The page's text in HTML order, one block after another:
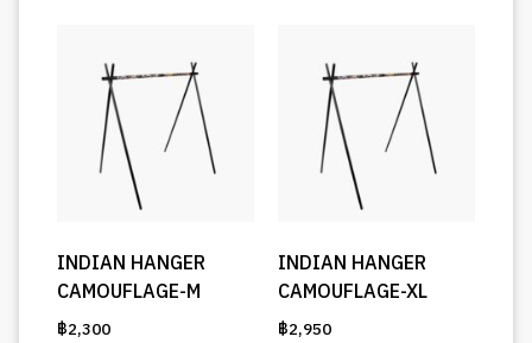
INDIAN HANGER
CAMOUFLAGE-M
฿2,300
INDIAN HANGER
CAMOUFLAGE-XL
฿2,950